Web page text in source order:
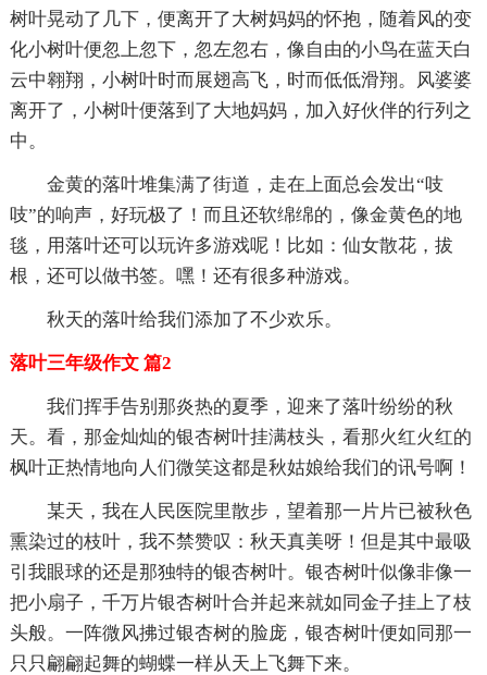
树叶晃动了几下，便离开了大树妈妈的怀抱，随着风的变
化小树叶便忽上忽下，忽左忽右，像自由的小鸟在蓝天白
云中翱翔，小树叶时而展翅高飞，时而低低滑翔。风婆婆
离开了，小树叶便落到了大地妈妈，加入好伙伴的行列之
中。
金黄的落叶堆集满了街道，走在上面总会发出“吱
吱”的响声，好玩极了！而且还软绵绵的，像金黄色的地
毯，用落叶还可以玩许多游戏呢！比如：仙女散花，拔
根，还可以做书签。嘿！还有很多种游戏。
秋天的落叶给我们添加了不少欢乐。
落叶三年级作文 篇2
我们挥手告别那炎热的夏季，迎来了落叶纷纷的秋
天。看，那金灿灿的银杏树叶挂满枝头，看那火红火红的
枫叶正热情地向人们微笑这都是秋姑娘给我们的讯号啊！
某天，我在人民医院里散步，望着那一片片已被秋色
熏染过的枝叶，我不禁赞叹：秋天真美呀！但是其中最吸
引我眼球的还是那独特的银杏树叶。银杏树叶似像非像一
把小扇子，千万片银杏树叶合并起来就如同金子挂上了枝
头般。一阵微风拂过银杏树的脸庞，银杏树叶便如同那一
只只翩翩起舞的蝴蝶一样从天上飞舞下来。